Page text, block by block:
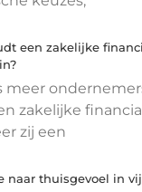
een zakelijke
meer
zakelijke
zij een
naar thuisgevoel in